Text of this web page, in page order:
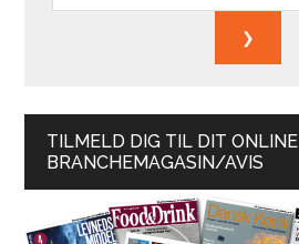
TILMELD DIG TIL DIT ONLINE
BRANCHEMAGASIN/AVIS